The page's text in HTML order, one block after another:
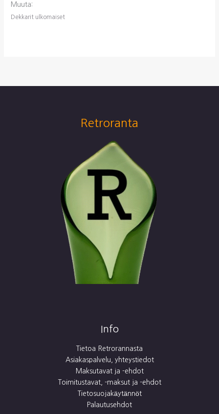
Muuta:
Dekkarit ulkomaiset
Retroranta
Info
Tietoa Retrorannasta
Asiakaspalvelu, yhteystiedot
Maksutavat ja -ehdot
Toimitustavat, -maksut ja -ehdot
Tietosuojakäytännöt
Palautusehdot